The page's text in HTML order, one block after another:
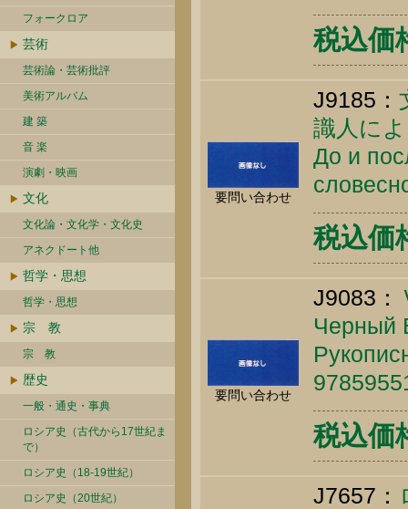
フォークロア
芸術
芸術論・芸術批評
美術アルバム
建 築
音 楽
演劇・映画
文化
文化論・文化学・文化史
アネクドート他
哲学・思想
哲学・思想
宗 教
宗 教
歴史
一般・通史・事典
ロシア史（古代から17世紀ま
で）
ロシア史（18-19世紀）
ロシア史（20世紀）
税込価
要問い合わせ
J9185：
識人に
До и
税込価
要問い合わせ
J9083：
Черный
税込価
J7657：